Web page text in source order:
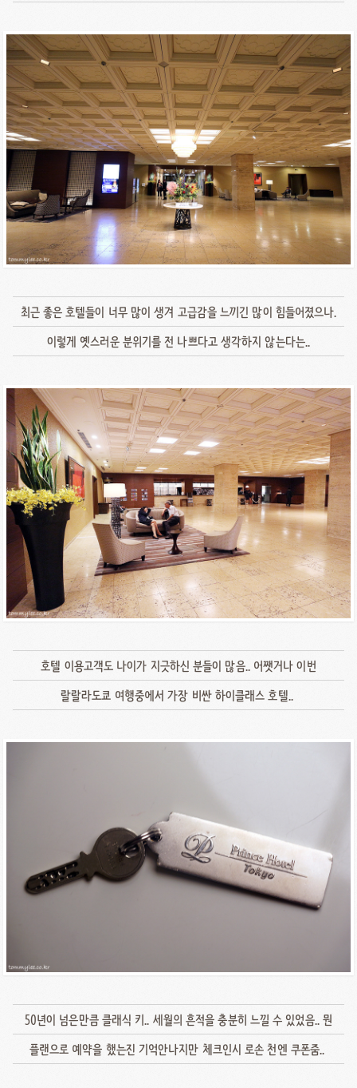
최근 좋은 호텔들이 너무 많이 생겨 고급감을 느끼긴 많이 힘들어졌으나.
이렇게 옛스러운 분위기를 전 나쁘다고 생각하지 않는다는..
호텔 이용고객도 나이가 지긋하신 분들이 많음.. 어쨋거나 이번
랄랄라도쿄 여행중에서 가장 비싼 하이클래스 호텔..
50년이 넘은만큼 클래식 키.. 세월의 흔적을 충분히 느낄 수 있었음.. 뭔
플랜으로 예약을 했는진 기억안나지만 체크인시 로손 천엔 쿠폰줌..